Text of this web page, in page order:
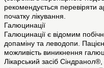
рекомендується перевіряти
початку лікування.
Галюцинації
Галюцинації є відомим
допаміну та леводопи.
можливість виникнення
Лікарський засіб